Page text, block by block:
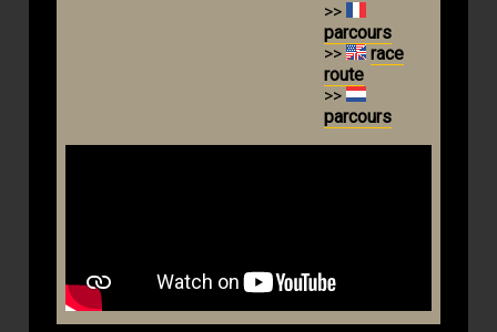
>>
parcours
>>
race
route
>>
parcours